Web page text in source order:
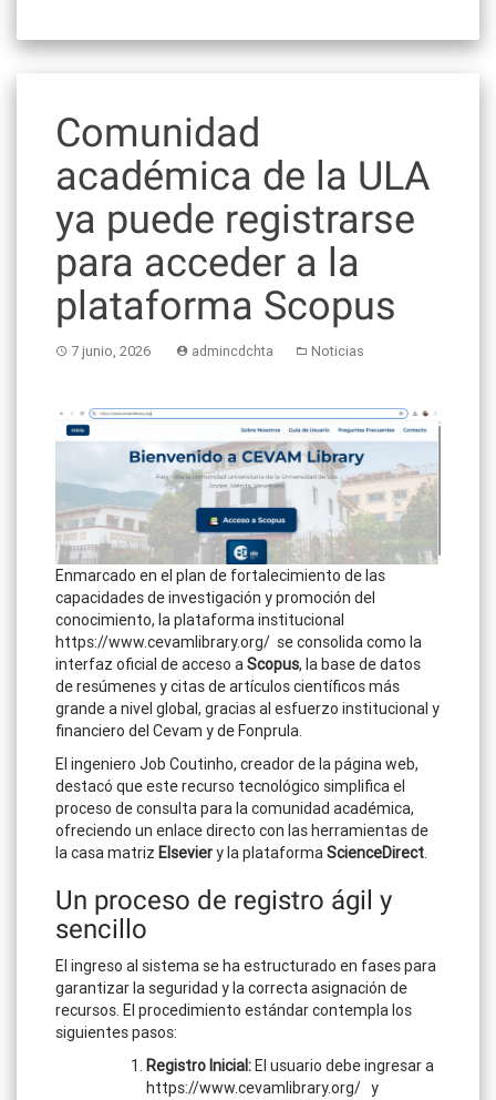
Comunidad
académica de la ULA
ya puede registrarse
para acceder a la
plataforma Scopus
7 junio, 2026 admincdchta Noticias
Enmarcado en el plan de fortalecimiento de las
capacidades de investigación y promoción del
conocimiento, la plataforma institucional
https://www.cevamlibrary.org/ se consolida como la
interfaz oficial de acceso aScopus, la base de datos
de resúmenes y citas de artículos científicos más
grande a nivel global, gracias al esfuerzo institucional y
financiero del Cevam y de Fonprula.
​El ingeniero Job Coutinho, creador de la página web,
destacó que este recurso tecnológico simplifica el
proceso de consulta para la comunidad académica,
ofreciendo un enlace directo con las herramientas de
la casa matriz Elseviery la plataformaScienceDirect.
​Un proceso de registro ágil y
sencillo
​El ingreso al sistema se ha estructurado en fases para
garantizar la seguridad y la correcta asignación de
recursos. El procedimiento estándar contempla los
siguientes pasos:
Registro Inicial:El usuario debe ingresar a
https://www.cevamlibrary.org/ y